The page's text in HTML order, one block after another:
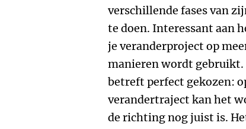
verschillende fases van
te doen. Interessant aan
je veranderproject op
manieren wordt gebruikt.
betreft perfect gekozen:
verandertraject kan het
de richting nog juist is.